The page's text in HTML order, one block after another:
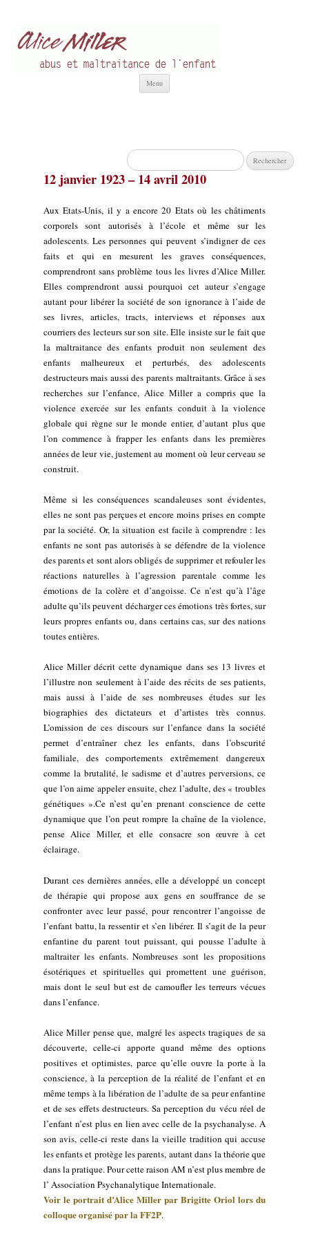
Menu
Rechercher :
12 janvier 1923 – 14 avril 2010
Aux Etats-Unis, il y a encore 20 Etats où les châtiments
corporels sont autorisés à l’école et même sur les
adolescents. Les personnes qui peuvent s’indigner de ces
faits et qui en mesurent les graves conséquences,
comprendront sans problème tous les livres d’Alice Miller.
Elles comprendront aussi pourquoi cet auteur s’engage
autant pour libérer la société de son ignorance à l’aide de
ses livres, articles, tracts, interviews et réponses aux
courriers des lecteurs sur son site. Elle insiste sur le fait que
la maltraitance des enfants produit non seulement des
enfants malheureux et perturbés, des adolescents
destructeurs mais aussi des parents maltraitants. Grâce à ses
recherches sur l’enfance, Alice Miller a compris que la
violence exercée sur les enfants conduit à la violence
globale qui règne sur le monde entier, d’autant plus que
l’on commence à frapper les enfants dans les premières
années de leur vie, justement au moment où leur cerveau se
construit.
Même si les conséquences scandaleuses sont évidentes,
elles ne sont pas perçues et encore moins prises en compte
par la société. Or, la situation est facile à comprendre : les
enfants ne sont pas autorisés à se défendre de la violence
des parents et sont alors obligés de supprimer et refouler les
réactions naturelles à l’agression parentale comme les
émotions de la colère et d’angoisse. Ce n’est qu’à l’âge
adulte qu’ils peuvent décharger ces émotions très fortes, sur
leurs propres enfants ou, dans certains cas, sur des nations
toutes entières.
Alice Miller décrit cette dynamique dans ses 13 livres et
l’illustre non seulement à l’aide des récits de ses patients,
mais aussi à l’aide de ses nombreuses études sur les
biographies des dictateurs et d’artistes très connus.
L’omission de ces discours sur l’enfance dans la société
permet d’entraîner chez les enfants, dans l’obscurité
familiale, des comportements extrêmement dangereux
comme la brutalité, le sadisme et d’autres perversions, ce
que l’on aime appeler ensuite, chez l’adulte, des « troubles
génétiques ».Ce n’est qu’en prenant conscience de cette
dynamique que l’on peut rompre la chaîne de la violence,
pense Alice Miller, et elle consacre son œuvre à cet
éclairage.
Durant ces dernières années, elle a développé un concept
de thérapie qui propose aux gens en souffrance de se
confronter avec leur passé, pour rencontrer l’angoisse de
l’enfant battu, la ressentir et s’en libérer. Il s’agit de la peur
enfantine du parent tout puissant, qui pousse l’adulte à
maltraiter les enfants. Nombreuses sont les propositions
ésotériques et spirituelles qui promettent une guérison,
mais dont le seul but est de camoufler les terreurs vécues
dans l’enfance.
Alice Miller pense que, malgré les aspects tragiques de sa
découverte, celle-ci apporte quand même des options
positives et optimistes, parce qu’elle ouvre la porte à la
conscience, à la perception de la réalité de l’enfant et en
même temps à la libération de l’adulte de sa peur enfantine
et de ses effets destructeurs. Sa perception du vécu réel de
l’enfant n’est plus en lien avec celle de la psychanalyse. A
son avis, celle-ci reste dans la vieille tradition qui accuse
les enfants et protège les parents, autant dans la théorie que
dans la pratique. Pour cette raison AM n’est plus membre de
l’ Association Psychanalytique Internationale.
Voir le portrait d’Alice Miller par Brigitte Oriol lors du
colloque organisé par la FF2P.